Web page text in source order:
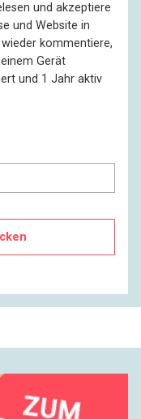
und akzeptiere
und Website in
kommentiere,
Gerät
und 1 Jahr aktiv